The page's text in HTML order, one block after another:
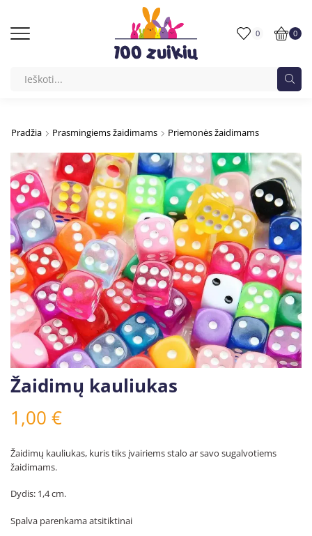
0 0
Pradžia Prasmingiems žaidimams Priemonės žaidimams
Žaidimų kauliukas
1,00 €
Žaidimų kauliukas, kuris tiks įvairiems stalo ar savo sugalvotiems
žaidimams.
Dydis: 1,4 cm.
Spalva parenkama atsitiktinai